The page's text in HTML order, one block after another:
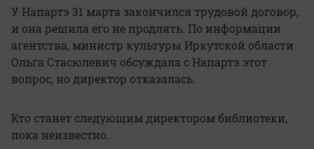
У Напартэ 31 марта закончился трудовой договор,
и она решила его не продлять. По информации
агентства, министр культуры Иркутской области
Ольга Стасюлевич обсуждала с Напартэ этот
вопрос, но директор отказалась.
Кто станет следующим директором библиотеки,
пока неизвестно.